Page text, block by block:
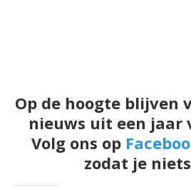
Op de hoogte blijven
nieuws uit een jaar
Volg ons op
zodat je